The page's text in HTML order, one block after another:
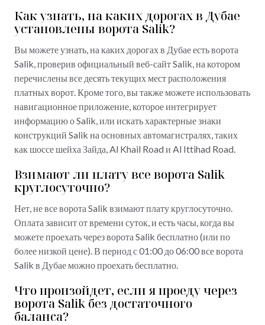
Как узнать, на каких дорогах в Дубае
установлены ворота Salik?
Вы можете узнать, на каких дорогах в Дубае есть ворота
Salik, проверив официальный веб-сайт Salik, на котором
перечислены все десять текущих мест расположения
платных ворот. Кроме того, вы также можете использовать
навигационное приложение, которое интегрирует
информацию о Salik, или искать характерные знаки
конструкций Salik на основных автомагистралях, таких
как шоссе шейха Зайда, Al Khail Road и Al Ittihad Road.
Взимают ли плату все ворота Salik
круглосуточно?
Нет, не все ворота Salik взимают плату круглосуточно.
Оплата зависит от времени суток, и есть часы, когда вы
можете проехать через ворота Salik бесплатно (или по
более низкой цене). В период с 01:00 до 06:00 все ворота
Salik в Дубае можно проехать бесплатно.
Что произойдет, если я проеду через
ворота Salik без достаточного
баланса?